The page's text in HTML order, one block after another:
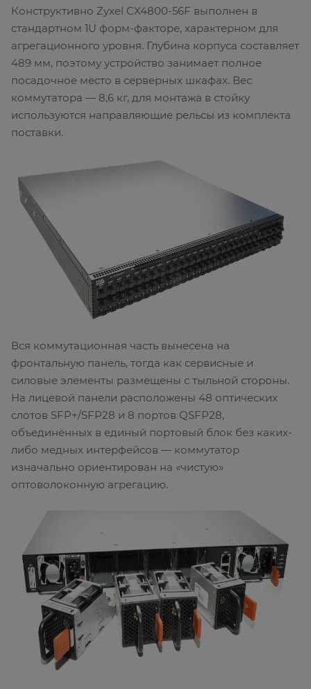
Конструктивно Zyxel CX4800-56F выполнен в
стандартном 1U форм-факторе, характерном для
агрегационного уровня. Глубина корпуса составляет
489 мм, поэтому устройство занимает полное
посадочное место в серверных шкафах. Вес
коммутатора — 8,6 кг, для монтажа в стойку
используются направляющие рельсы из комплекта
поставки.
Вся коммутационная часть вынесена на
фронтальную панель, тогда как сервисные и
силовые элементы размещены с тыльной стороны.
На лицевой панели расположены 48 оптических
слотов SFP+/SFP28 и 8 портов QSFP28,
объединённых в единый портовый блок без каких-
либо медных интерфейсов — коммутатор
изначально ориентирован на «чистую»
оптоволоконную агрегацию.